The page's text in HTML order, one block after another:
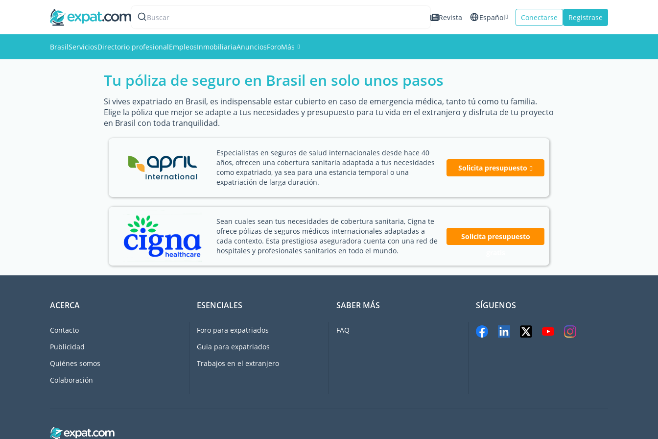
Buscar Revista Español Conectarse Registrase
BrasilServiciosDirectorio profesionalEmpleosInmobiliariaAnunciosForoMás
Eventos
Miembros
Tu póliza de seguro en Brasil en solo unos pasos
Si vives expatriado en Brasil, es indispensable estar cubierto en caso de emergencia médica, tanto tú como tu familia.
Elige la póliza que mejor se adapte a tus necesidades y presupuesto para tu vida en el extranjero y disfruta de tu proyecto
en Brasil con toda tranquilidad.
Especialistas en seguros de salud internacionales desde hace 40
años, ofrecen una cobertura sanitaria adaptada a tus necesidades
como expatriado, ya sea para una estancia temporal o una
expatriación de larga duración.
Solicita presupuesto
Sean cuales sean tus necesidades de cobertura sanitaria, Cigna te
ofrece pólizas de seguros médicos internacionales adaptadas a
cada contexto. Esta prestigiosa aseguradora cuenta con una red de
hospitales y profesionales sanitarios en todo el mundo.
Solicita presupuesto
ACERCA
Contacto
Publicidad
Quiénes somos
Colaboración
ESENCIALES
Foro para expatriados
Guia para expatriados
Trabajos en el extranjero
SABER MÁS
FAQ
SÍGUENOS